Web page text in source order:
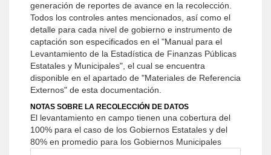
generación de reportes de avance en la recolección.
Todos los controles antes mencionados, así como el
detalle para cada nivel de gobierno e instrumento de
captación son especificados en el "Manual para el
Levantamiento de la Estadística de Finanzas Públicas
Estatales y Municipales", el cual se encuentra
disponible en el apartado de "Materiales de Referencia
Externos" de esta documentación.
NOTAS SOBRE LA RECOLECCIÓN DE DATOS
El levantamiento en campo tienen una cobertura del
100% para el caso de los Gobiernos Estatales y del
80% en promedio para los Gobiernos Municipales